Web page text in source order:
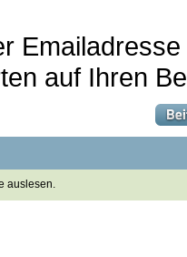
auf Ihren
auslesen.